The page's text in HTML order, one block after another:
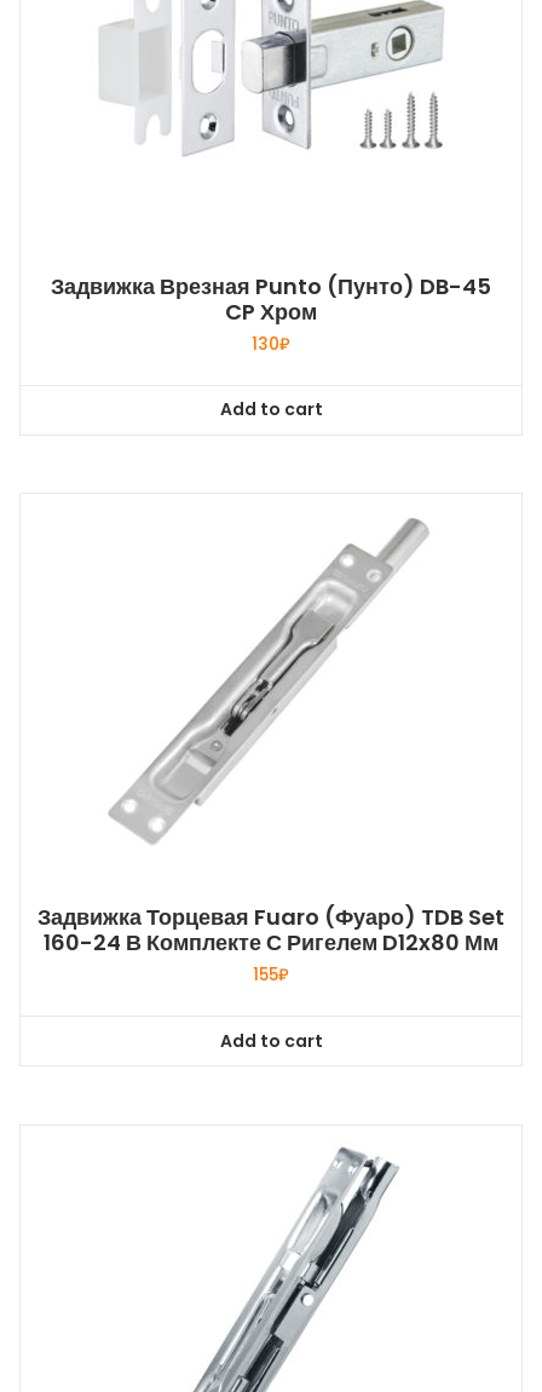
Задвижка Врезная Punto (Пунто) DB-45
CP Хром
130₽
Add to cart
Задвижка Торцевая Fuaro (Фуаро) TDB Set
160-24 В Комплекте С Ригелем D12x80 Мм
155₽
Add to cart